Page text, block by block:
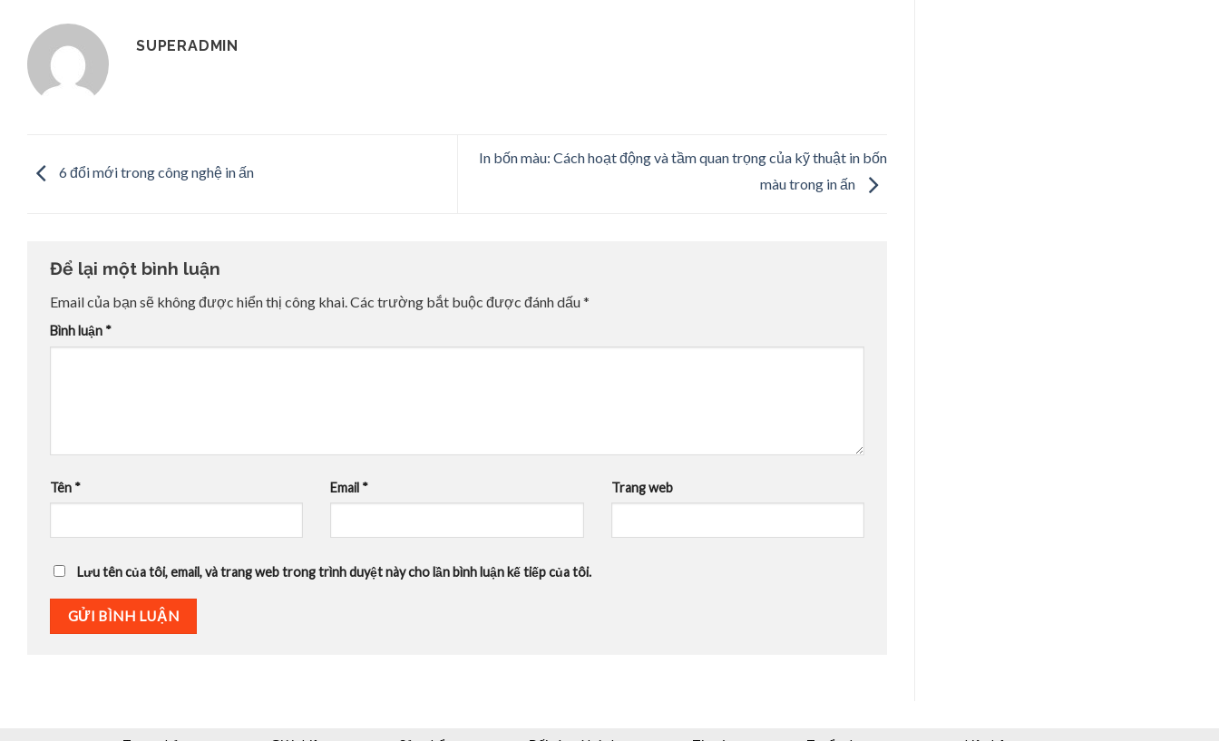
SUPERADMIN
6 đổi mới trong công nghệ in ấn
In bốn màu: Cách hoạt động và tầm quan trọng của kỹ thuật in bốn
màu trong in ấn
Để lại một bình luận
Email của bạn sẽ không được hiển thị công khai.Các trường bắt buộc được đánh dấu*
Bình luận *
Tên * Email * Trang web
Lưu tên của tôi, email, và trang web trong trình duyệt này cho lần bình luận kế tiếp của tôi.